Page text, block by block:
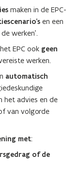
maken in de EPC-
en een
werken’.
EPC ook geen
werken.
automatisch
het advies en de
van volgorde
met:
of de